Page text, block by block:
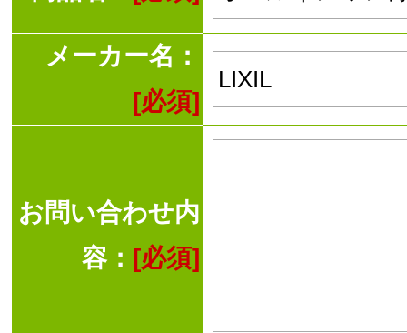
メーカー名：
[必須]
お問い合わせ内
容： [必須]